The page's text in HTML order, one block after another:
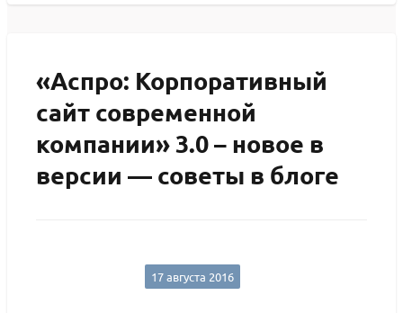
«Аспро: Корпоративный
сайт современной
компании» 3.0 – новое в
версии — советы в блоге
17 августа 2016